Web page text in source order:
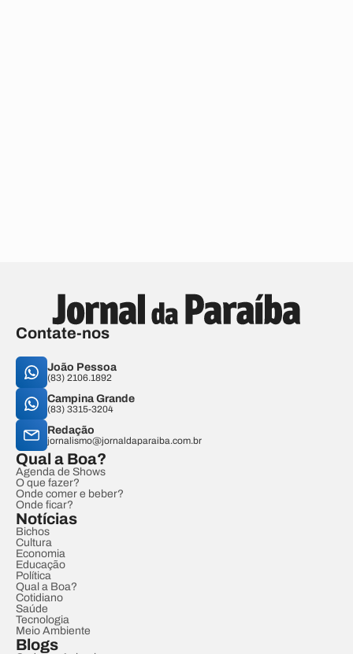
Contate-nos
João Pessoa
(83) 2106.1892
Campina Grande
(83) 3315-3204
Redação
jornalismo@jornaldaparaiba.com.br
Qual a Boa?
Agenda de Shows
O que fazer?
Onde comer e beber?
Onde ficar?
Notícias
Bichos
Cultura
Economia
Educação
Política
Qual a Boa?
Cotidiano
Saúde
Tecnologia
Meio Ambiente
Blogs